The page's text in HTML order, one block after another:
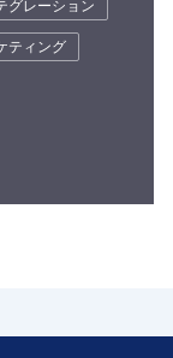
グレーション
ティング